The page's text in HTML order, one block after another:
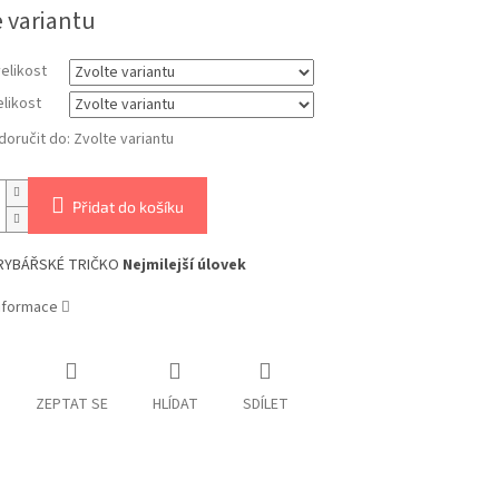
variantu
do: Zvolte variantu
Přidat do košíku
TRIČKO Nejmilejší úlovek
ZEPTAT SE HLÍDAT SDÍLET